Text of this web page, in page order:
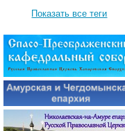
Показать все теги